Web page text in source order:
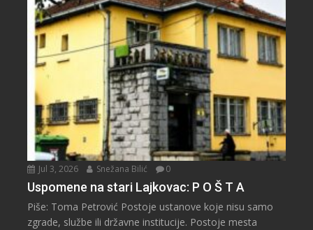
Jul 3, 2026 Snežana Bilić 0
Uspomene na stari Lajkovac: P O Š T A
Piše: Toma Petrović Postoje ustanove koje nisu samo
zgrade, službe ili državne institucije. Postoje mesta